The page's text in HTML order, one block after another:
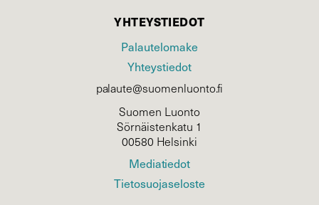
YHTEYSTIEDOT
Palautelomake
Yhteystiedot
palaute@suomenluonto.fi
Suomen Luonto
Sörnäistenkatu 1
00580 Helsinki
Mediatiedot
Tietosuojaseloste